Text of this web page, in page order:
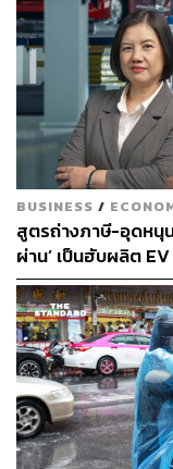
Willis Towers
โน้มค่าใช้จ่ายด้านก
และเป็นแหล่งข้อมู
ทางการแพทย์ของ
เงินเฟ้อทางการแพ
ประมาณ 15% ในปี
ภูมิภาคเอเชียแปซิฟิ
ในการวางแผนสุขภา
อายุยืนขึ้น ไม่เท่า
ข้อมูลจากองค์การอ
ของคนไทยอยู่ที่ราว
ที่น่าคิดคือ ในจำนว
‘ช่วงชีวิตที่มีสุขภาพ
ความท้าทายด้านสุข
BUSINESS /
สูตรถ่างภาษี-อุดหนุน
ผ่าน’ เป็นฮับผลิต